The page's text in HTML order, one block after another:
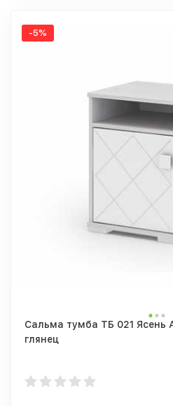
-5%
Сальма тумба ТБ 021 Ясень
глянец